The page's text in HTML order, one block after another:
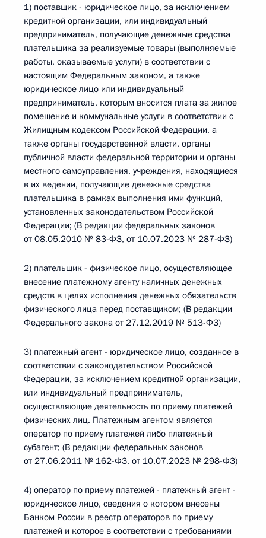
1) поставщик - юридическое лицо, за исключением
кредитной организации, или индивидуальный
предприниматель, получающие денежные средства
плательщика за реализуемые товары (выполняемые
работы, оказываемые услуги) в соответствии с
настоящим Федеральным законом, а также
юридическое лицо или индивидуальный
предприниматель, которым вносится плата за жилое
помещение и коммунальные услуги в соответствии с
Жилищным кодексом Российской Федерации, а
также органы государственной власти, органы
публичной власти федеральной территории и органы
местного самоуправления, учреждения, находящиеся
в их ведении, получающие денежные средства
плательщика в рамках выполнения ими функций,
установленных законодательством Российской
Федерации; (В редакции федеральных законов
от 08.05.2010 № 83-ФЗ, от 10.07.2023 № 287-ФЗ)
2) плательщик - физическое лицо, осуществляющее
внесение платежному агенту наличных денежных
средств в целях исполнения денежных обязательств
физического лица перед поставщиком; (В редакции
Федерального закона от 27.12.2019 № 513-ФЗ)
3) платежный агент - юридическое лицо, созданное в
соответствии с законодательством Российской
Федерации, за исключением кредитной организации,
или индивидуальный предприниматель,
осуществляющие деятельность по приему платежей
физических лиц. Платежным агентом является
оператор по приему платежей либо платежный
субагент; (В редакции федеральных законов
от 27.06.2011 № 162-ФЗ, от 10.07.2023 № 298-ФЗ)
4) оператор по приему платежей - платежный агент -
юридическое лицо, сведения о котором внесены
Банком России в реестр операторов по приему
платежей и которое в соответствии с требованиями